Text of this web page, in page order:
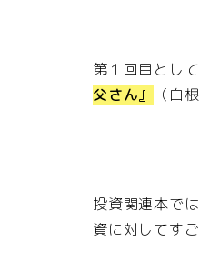
第１回目とし
父さん』
（白
投資関連本で
資に対してす